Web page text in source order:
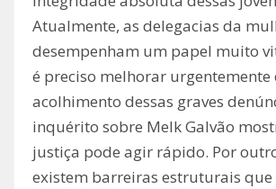
Atualmente, as delegacias da
desempenham um papel muito
é preciso melhorar
acolhimento dessas graves
inquérito sobre Melk Galvão
justiça pode agir rápido. Por
existem barreiras estruturais